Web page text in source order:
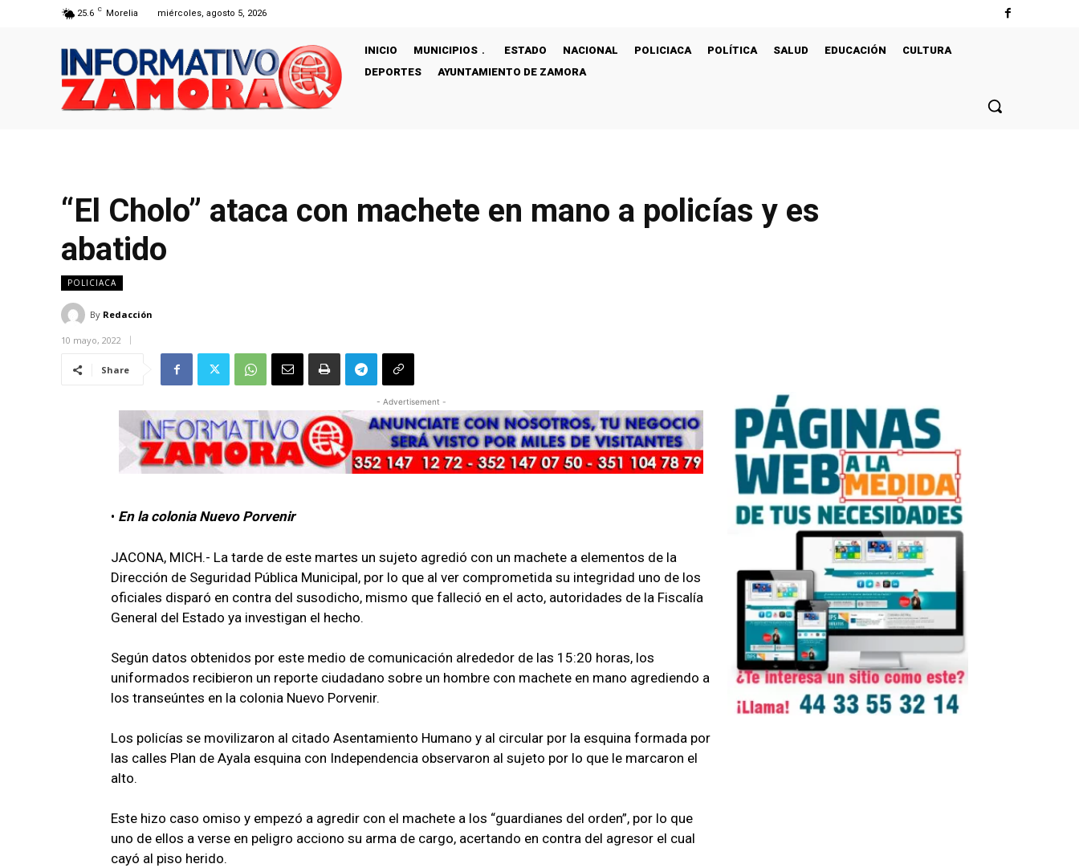
25.6 C Morelia miércoles, agosto 5, 2026
INICIO MUNICIPIOS ESTADO NACIONAL POLICIACA POLÍTICA SALUD EDUCACIÓN
CULTURA
DEPORTES
AYUNTAMIENTO DE ZAMORA
“El Cholo” ataca con machete en mano a policías y es
abatido
POLICIACA
By Redacción
10 mayo, 2022
Share
- Advertisement -
• En la colonia Nuevo Porvenir
JACONA, MICH.- La tarde de este martes un sujeto agredió con un machete a elementos de la
Dirección de Seguridad Pública Municipal, por lo que al ver comprometida su integridad uno de los
oficiales disparó en contra del susodicho, mismo que falleció en el acto, autoridades de la Fiscalía
General del Estado ya investigan el hecho.
Según datos obtenidos por este medio de comunicación alrededor de las 15:20 horas, los
uniformados recibieron un reporte ciudadano sobre un hombre con machete en mano agrediendo a
los transeúntes en la colonia Nuevo Porvenir.
Los policías se movilizaron al citado Asentamiento Humano y al circular por la esquina formada por
las calles Plan de Ayala esquina con Independencia observaron al sujeto por lo que le marcaron el
alto.
Este hizo caso omiso y empezó a agredir con el machete a los “guardianes del orden”, por lo que
uno de ellos a verse en peligro acciono su arma de cargo, acertando en contra del agresor el cual
cayó al piso herido.